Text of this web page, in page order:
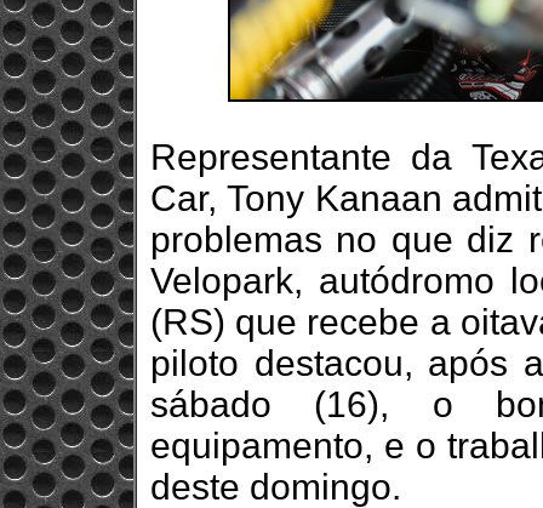
Representante da
Car, Tony Kanaan
problemas no que diz
Velopark, autódromo
(RS) que recebe a
piloto destacou, após
sábado (16), o
equipamento, e o
deste domingo.